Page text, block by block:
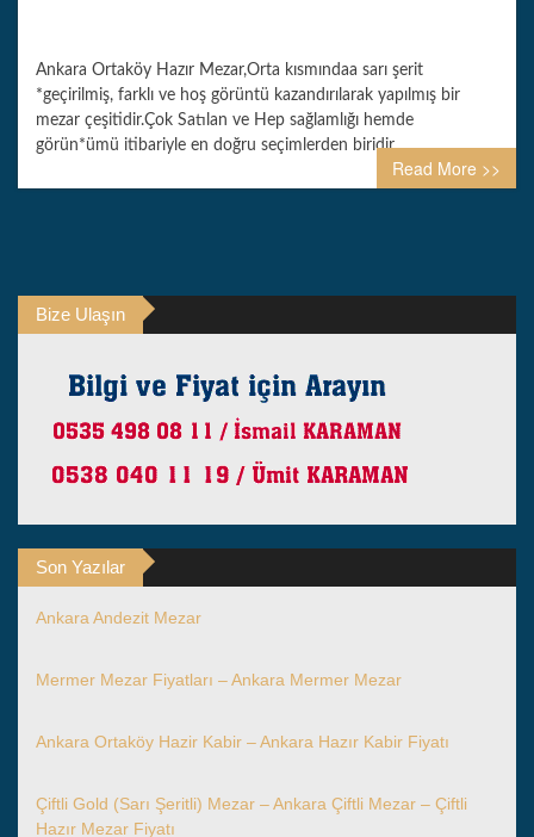
Ankara Ortaköy Hazır Mezar,Orta kısmındaa sarı şerit
*geçirilmiş, farklı ve hoş görüntü kazandırılarak yapılmış bir
mezar çeşitidir.Çok Satılan ve Hep sağlamlığı hemde
görün*ümü itibariyle en doğru seçimlerden biridir.
Read More >>
Bize Ulaşın
Son Yazılar
Ankara Andezit Mezar
Mermer Mezar Fiyatları – Ankara Mermer Mezar
Ankara Ortaköy Hazir Kabir – Ankara Hazır Kabir Fiyatı
Çiftli Gold (Sarı Şeritli) Mezar – Ankara Çiftli Mezar – Çiftli
Hazır Mezar Fiyatı